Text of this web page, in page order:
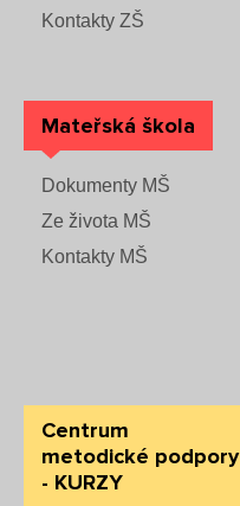
Kontakty ZŠ
Mateřská škola
Dokumenty MŠ
Ze života MŠ
Kontakty MŠ
Centrum
metodické podpory
- KURZY